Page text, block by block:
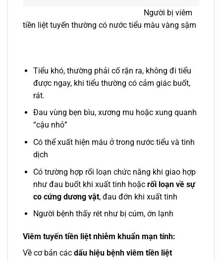
Người bị viêm
tiền liệt tuyến thường có nước tiểu màu vàng sậm
Tiểu khó, thường phải cố rặn ra, không đi tiểu
được ngay, khi tiểu thường có cảm giác buốt,
rát.
Đau vùng bẹn bìu, xương mu hoặc xung quanh
“cậu nhỏ”
Có thể xuất hiện máu ở trong nước tiểu và tinh
dịch
Có trường hợp rối loạn chức năng khi giao hợp
như đau buốt khi xuất tinh hoặc rối loạn về sự
co cứng dương vật, đau đớn khi xuất tinh
Người bệnh thấy rét như bị cúm, ớn lạnh
Viêm tuyến tiền liệt nhiễm khuẩn mạn tính:
Về cơ bản các dấu hiệu bệnh viêm tiền liệt